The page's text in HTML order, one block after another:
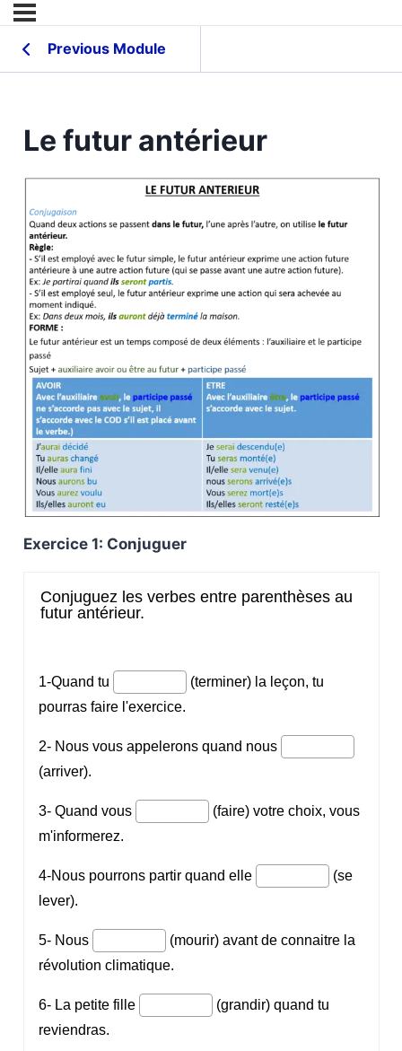
Previous Module
Le futur antérieur
Exercice 1: Conjuguer